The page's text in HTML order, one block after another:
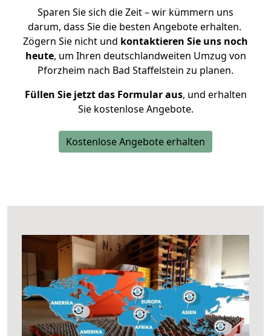
Sparen Sie sich die Zeit – wir kümmern uns
darum, dass Sie die besten Angebote erhalten.
Zögern Sie nicht und kontaktieren Sie uns noch
heute, um Ihren deutschlandweiten Umzug von
Pforzheim nach Bad Staffelstein zu planen.
Füllen Sie jetzt das Formular aus, und erhalten
Sie kostenlose Angebote.
Kostenlose Angebote erhalten